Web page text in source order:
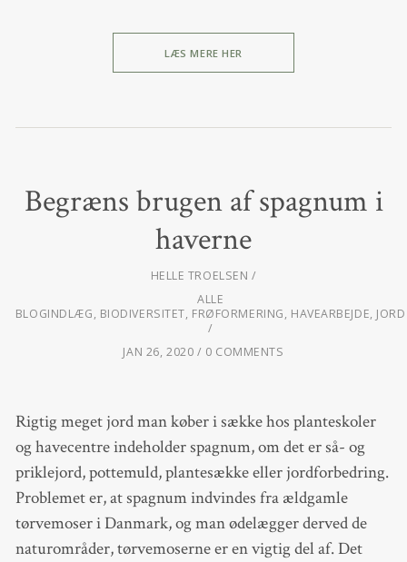
LÆS MERE HER
Begræns brugen af spagnum i
haverne
HELLE TROELSEN
ALLE
BLOGINDLÆG, BIODIVERSITET, FRØFORMERING, HAVEARBEJDE, JORD
JAN 26, 2020 0 COMMENTS
Rigtig meget jord man køber i sække hos planteskoler
og havecentre indeholder spagnum, om det er så- og
priklejord, pottemuld, plantesække eller jordforbedring.
Problemet er, at spagnum indvindes fra ældgamle
tørvemoser i Danmark, og man ødelægger derved de
naturområder, tørvemoserne er en vigtig del af. Det